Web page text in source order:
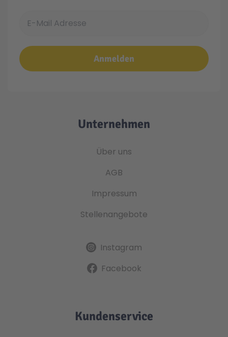
Anmelden
Unternehmen
Über uns
AGB
Impressum
Stellenangebote
Instagram
Facebook
Kundenservice